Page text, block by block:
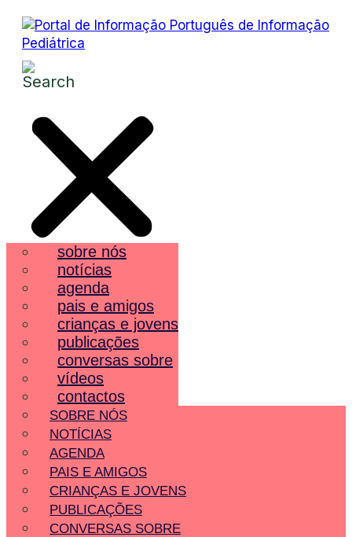
sobre nós
notícias
agenda
pais e amigos
crianças e jovens
publicações
conversas sobre
vídeos
contactos
SOBRE NÓS
NOTÍCIAS
AGENDA
PAIS E AMIGOS
CRIANÇAS E JOVENS
PUBLICAÇÕES
CONVERSAS SOBRE